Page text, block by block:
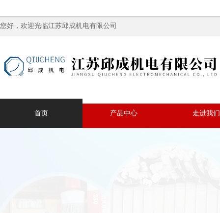
您好，欢迎光临江苏邱成机电有限公司
首页 产品中心 走进我们